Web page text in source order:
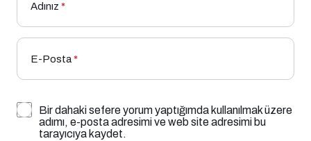
Adınız *
E-Posta*
Bir dahaki sefere yorum yaptığımda kullanılmak üzere
adımı, e-posta adresimi ve web site adresimi bu
tarayıcıya kaydet.